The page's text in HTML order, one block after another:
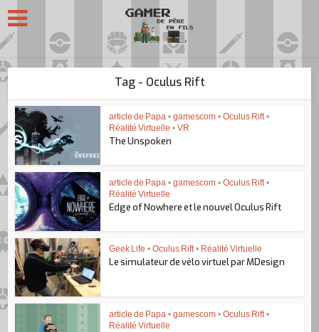
Tag - Oculus Rift
article de Papa • gamescom • Oculus Rift •
Réalité Virtuelle • VR
The Unspoken
article de Papa • gamescom • Oculus Rift •
Réalité Virtuelle
Edge of Nowhere et le nouvel Oculus Rift
Geek Life • Oculus Rift • Réalité Virtuelle
Le simulateur de vélo virtuel par MDesign
article de Papa • gamescom • Oculus Rift •
Réalité Virtuelle